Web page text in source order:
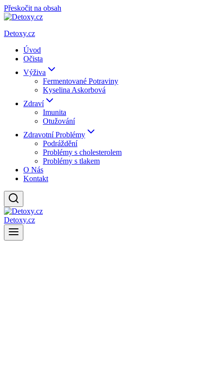
Přeskočit na obsah
Detoxy.cz
Úvod
Očista
Výživa
Fermentované Potraviny
Kyselina Askorbová
Zdraví
Imunita
Otužování
Zdravotní Problémy
Podráždění
Problémy s cholesterolem
Problémy s tlakem
O Nás
Kontakt
Detoxy.cz